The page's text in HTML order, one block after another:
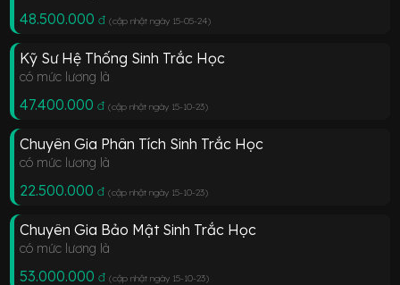
48.500.000 đ (cập nhật ngày 15-05-24)
Kỹ Sư Hệ Thống Sinh Trắc Học
có mức lương là
47.400.000 đ (cập nhật ngày 15-10-23)
Chuyên Gia Phân Tích Sinh Trắc Học
có mức lương là
22.500.000 đ (cập nhật ngày 15-10-23)
Chuyên Gia Bảo Mật Sinh Trắc Học
có mức lương là
53.000.000 đ (cập nhật ngày 15-10-23)